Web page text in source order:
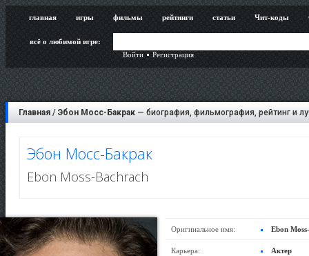
главная игры фильмы рейтинги статьи Чит-коды
всё о любимой игре:
Войти
Регистрация
Главная / Эбон Мосс-Бакрак — биография, фильмография, рейтинг и
Эбон Мосс-Бакрак
Ebon Moss-Bachrach
Оригинальное имя: Ebon
Карьера: Актер